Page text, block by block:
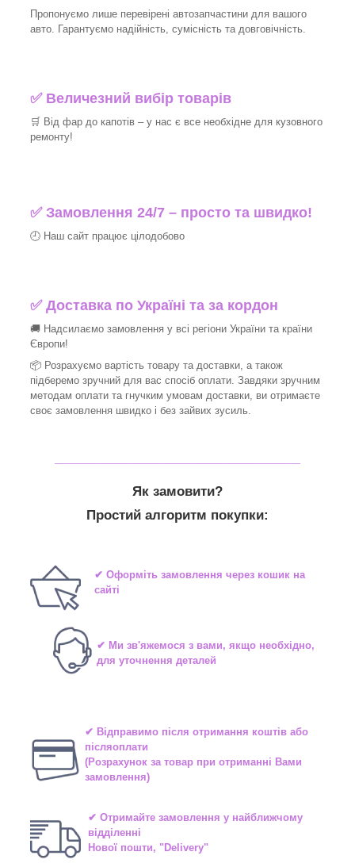
Пропонуємо лише перевірені автозапчастини для вашого
авто. Гарантуємо надійність, сумісність та довговічність.
✅ Величезний вибір товарів
🛒 Від фар до капотів – у нас є все необхідне для кузовного
ремонту!
✅ Замовлення 24/7 – просто та швидко!
🕘 Наш сайт працює цілодобово
✅ Доставка по Україні та за кордон
🚚 Надсилаємо замовлення у всі регіони України та країни
Європи!
📦 Розрахуємо вартість товару та доставки, а також
підберемо зручний для вас спосіб оплати. Завдяки зручним
методам оплати та гнучким умовам доставки, ви отримаєте
своє замовлення швидко і без зайвих зусиль.
Як замовити?
Простий алгоритм покупки:
✔ Оформіть замовлення через кошик на
сайті
✔ Ми зв'яжемося з вами, якщо необхідно,
для уточнення деталей
✔ Відправимо після отримання коштів або
післяоплати
(Розрахунок за товар при отриманні Вами
замовлення)
✔ Отримайте замовлення у найближчому
відділенні
Нової пошти, "Delivery"